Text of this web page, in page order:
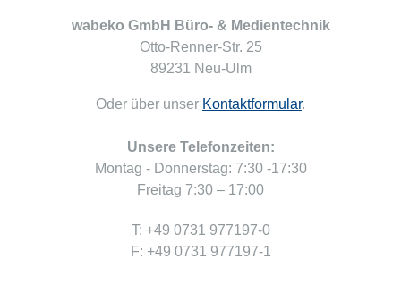
wabeko GmbH Büro- & Medientechnik
Otto-Renner-Str. 25
89231 Neu-Ulm
Oder über unser Kontaktformular.
Unsere Telefonzeiten:
Montag - Donnerstag: 7:30 -17:30
Freitag 7:30 – 17:00
T: +49 0731 977197-0
F: +49 0731 977197-1